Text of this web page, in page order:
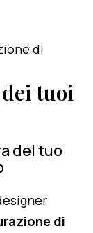
dei tuoi
del tuo
di